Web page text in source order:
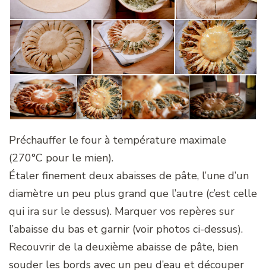
Préchauffer le four à température maximale
(270°C pour le mien).
Étaler finement deux abaisses de pâte, l’une d’un
diamètre un peu plus grand que l’autre (c’est celle
qui ira sur le dessus). Marquer vos repères sur
l’abaisse du bas et garnir (voir photos ci-dessus).
Recouvrir de la deuxième abaisse de pâte, bien
souder les bords avec un peu d’eau et découper